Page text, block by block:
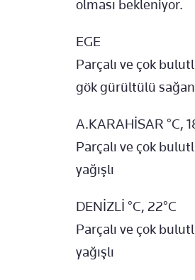
olması bekleniyor.
EGE
Parçalı ve çok
gök gürültülü
A.KARAHİSAR °C,
Parçalı ve çok
yağışlı
DENİZLİ °C, 22°C
Parçalı ve çok
yağışlı